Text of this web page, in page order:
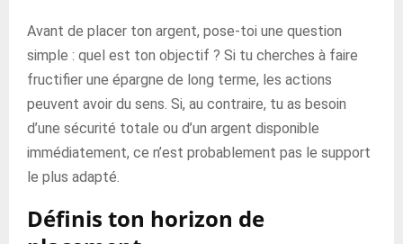
Avant de placer ton argent, pose-toi une question
simple : quel est ton objectif ? Si tu cherches à faire
fructifier une épargne de long terme, les actions
peuvent avoir du sens. Si, au contraire, tu as besoin
d’une sécurité totale ou d’un argent disponible
immédiatement, ce n’est probablement pas le support
le plus adapté.
Définis ton horizon de